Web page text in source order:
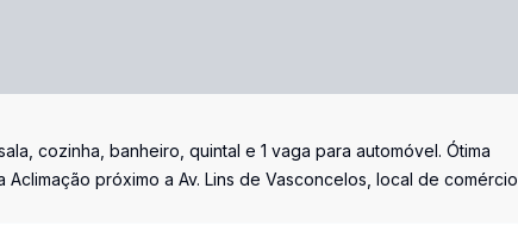
cozinha, banheiro, quintal e 1 vaga para automóvel. Ótima
próximo a Av. Lins de Vasconcelos, local de comércio